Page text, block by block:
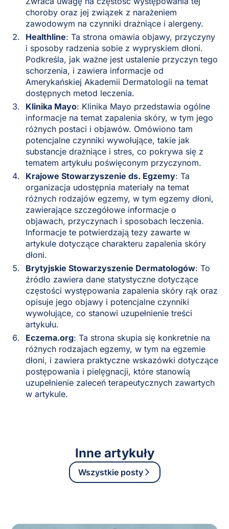
choroby oraz jej związek z narażeniem
zawodowym na czynniki drażniące i alergeny.
Healthline: Ta strona omawia objawy, przyczyny
i sposoby radzenia sobie z wypryskiem dłoni.
Podkreśla, jak ważne jest ustalenie przyczyn tego
schorzenia, i zawiera informacje od
Amerykańskiej Akademii Dermatologii na temat
dostępnych metod leczenia.
Klinika Mayo: Klinika Mayo przedstawia ogólne
informacje na temat zapalenia skóry, w tym jego
różnych postaci i objawów. Omówiono tam
potencjalne czynniki wywołujące, takie jak
substancje drażniące i stres, co pokrywa się z
tematem artykułu poświęconym przyczynom.
Krajowe Stowarzyszenie ds. Egzemy: Ta
organizacja udostępnia materiały na temat
różnych rodzajów egzemy, w tym egzemy dłoni,
zawierające szczegółowe informacje o
objawach, przyczynach i sposobach leczenia.
Informacje te potwierdzają tezy zawarte w
artykule dotyczące charakteru zapalenia skóry
dłoni.
Brytyjskie Stowarzyszenie Dermatologów: To
źródło zawiera dane statystyczne dotyczące
częstości występowania zapalenia skóry rąk oraz
opisuje jego objawy i potencjalne czynniki
wywołujące, co stanowi uzupełnienie treści
artykułu.
Eczema.org: Ta strona skupia się konkretnie na
różnych rodzajach egzemy, w tym na egzemie
dłoni, i zawiera praktyczne wskazówki dotyczące
postępowania i pielęgnacji, które stanowią
uzupełnienie zaleceń terapeutycznych zawartych
w artykule.
Inne artykuły
Wszystkie posty